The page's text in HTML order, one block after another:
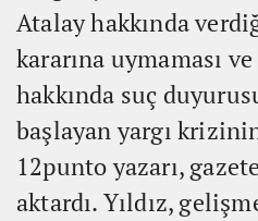
Atalay hakkında
kararına uymaması
hakkında suç
başlayan yargı
12punto yazarı,
aktardı. Yıldız,